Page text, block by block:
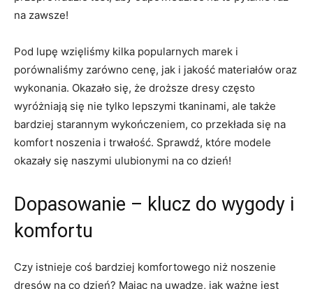
na⁢ zawsze!
Pod ‌lupę wzięliśmy kilka popularnych marek ⁣i⁤
porównaliśmy zarówno cenę, jak i jakość ⁢materiałów oraz
wykonania. Okazało się, że ‍droższe dresy często
wyróżniają się nie tylko ‌lepszymi ‌tkaninami, ale także
bardziej starannym wykończeniem,⁢ co przekłada się na‍
komfort ‍noszenia i trwałość. Sprawdź,⁤ które modele
okazały się naszymi ulubionymi na co⁣ dzień!
Dopasowanie – klucz do wygody​ i
komfortu
Czy istnieje coś bardziej komfortowego niż noszenie
dresów na‌ co dzień? Mając na uwadze, jak ważne jest‌